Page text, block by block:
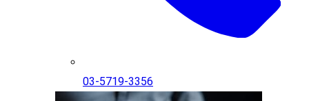
03-5719-3356